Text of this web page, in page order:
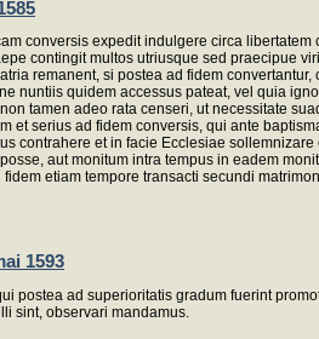
conversis expedit indulgere circa
contingit multos utriusque sed praecipue
remanent, si postea ad fidem
nuntiis quidem accessus pateat, vel quia
tamen adeo rata censeri, ut necessitate
serius ad fidem conversis, qui ante
contrahere et in facie Ecclesiae
aut monitum intra tempus in eadem
etiam tempore transacti secundi
1593
postea ad superioritatis gradum fuerint
sint, observari mandamus.